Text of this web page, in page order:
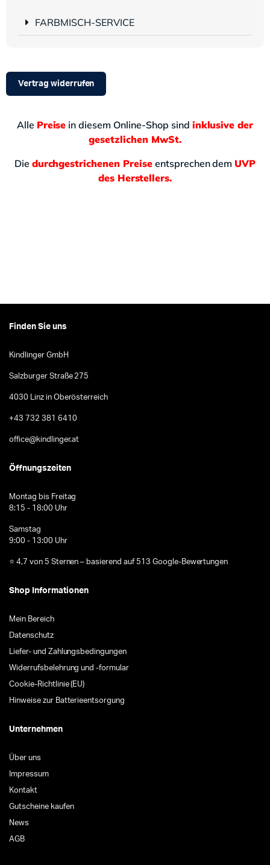
FARBMISCH-SERVICE
Vertrag widerrufen
Alle Preise in diesem Online-Shop sind inklusive der
gesetzlichen MwSt.
Die durchgestrichenen Preiseentsprechen dem UVP
des Herstellers.
Finden Sie uns
Kindlinger GmbH
Salzburger Straße 275
4030 Linz in Oberösterreich
+43 732 381 6410
office@kindlinger.at
Öffnungszeiten
Montag bis Freitag
8:15 - 18:00 Uhr
Samstag
9:00 - 13:00 Uhr
⭐ 4,7 von 5 Sternen – basierend auf 513 Google-Bewertungen
Shop Informationen
Mein Bereich
Datenschutz
Liefer- und Zahlungsbedingungen
Widerrufsbelehrung und -formular
Cookie-Richtlinie (EU)
Hinweise zur Batterieentsorgung
Unternehmen
Über uns
Impressum
Kontakt
Gutscheine kaufen
News
AGB